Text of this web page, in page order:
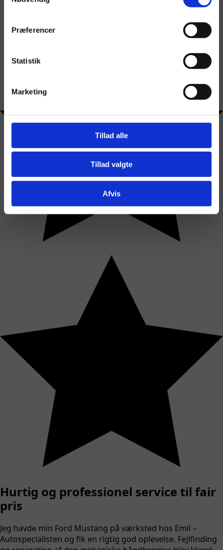
Præferencer
Statistik
Marketing
Tillad alle
Tillad valgte
Afvis
Hurtig og professionel service til fair
pris
Jeg havde min Ford Mustang på værksted hos Emil –
Autospecialisten og fik en rigtig god oplevelse. Fejlfinding